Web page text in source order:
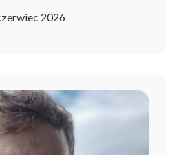
2026